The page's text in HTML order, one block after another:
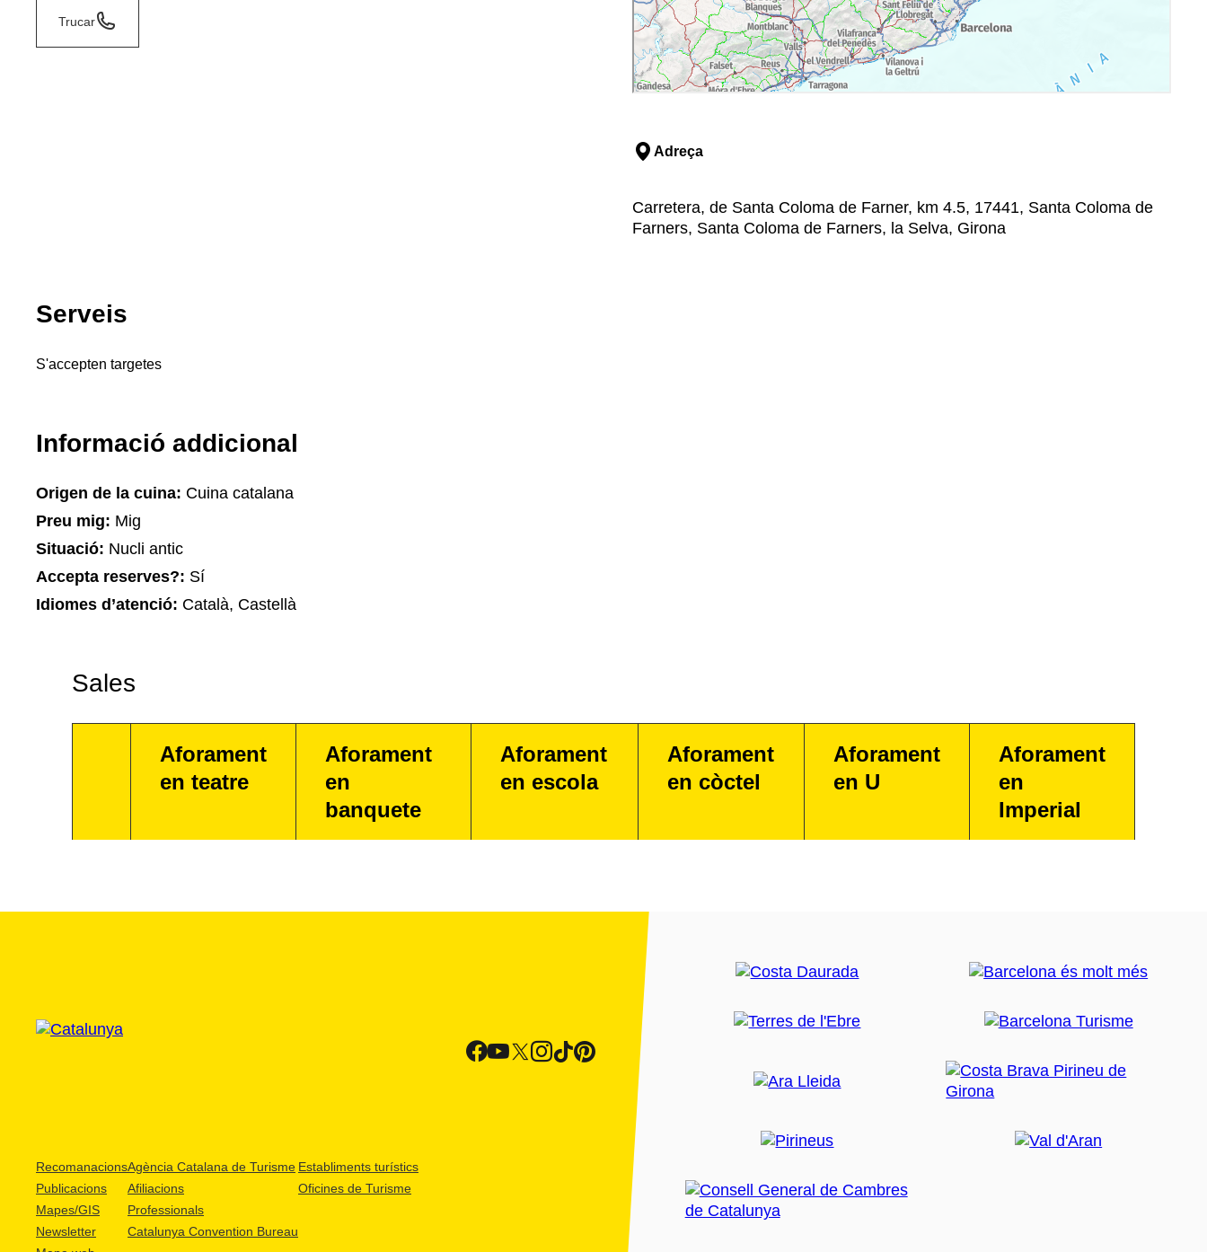
Trucar
Adreça
Carretera, de Santa Coloma de Farner, km 4.5, 17441, Santa Coloma de
Farners, Santa Coloma de Farners, la Selva, Girona
Serveis
S'accepten targetes
Informació addicional
Origen de la cuina: Cuina catalana
Preu mig: Mig
Situació: Nucli antic
Accepta reserves?: Sí
Idiomes d’atenció: Català, Castellà
Sales
Aforament
en teatre
Aforament
en
banquete
Aforament
en escola
Aforament
en còctel
Aforament
en U
Aforament
en
Imperial
Recomanacions
Publicacions
Mapes/GIS
Newsletter
Agència Catalana de Turisme
Afiliacions
Professionals
Catalunya Convention Bureau
Establiments turístics
Oficines de Turisme